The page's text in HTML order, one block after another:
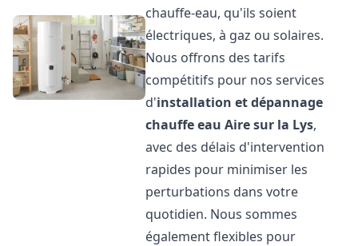
chauffe-eau, qu'ils soient
électriques, à gaz ou solaires.
Nous offrons des tarifs
compétitifs pour nos services
d'installation et dépannage
chauffe eau Aire sur la Lys,
avec des délais d'intervention
rapides pour minimiser les
perturbations dans votre
quotidien. Nous sommes
également flexibles pour